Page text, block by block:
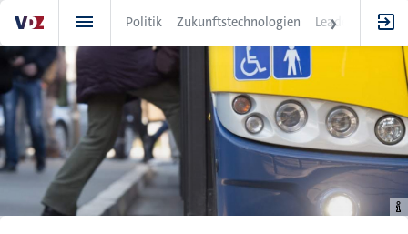
zum
Inhalt
Politik Zukunftstechnologien Leadership